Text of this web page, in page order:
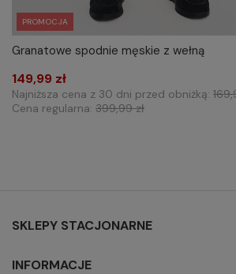
PROMOCJA
Granatowe spodnie męskie z wełną
149,99 zł
Najniższa cena z 30 dni przed obniżką:
Cena regularna: 399,99 zł
SKLEPY STACJONARNE
INFORMACJE